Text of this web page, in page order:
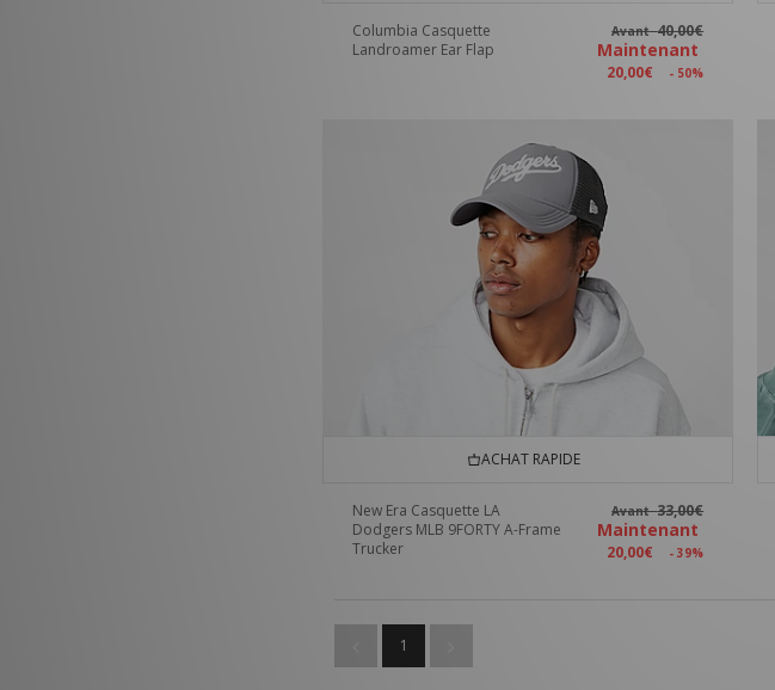
Columbia Casquette
Landroamer Ear Flap
Avant40,00€
Maintenant
20,00€ - 50%
ACHAT RAPIDE
New Era Casquette LA
Dodgers MLB 9FORTY A-Frame
Trucker
Avant33,00€
Maintenant
20,00€ - 39%
1